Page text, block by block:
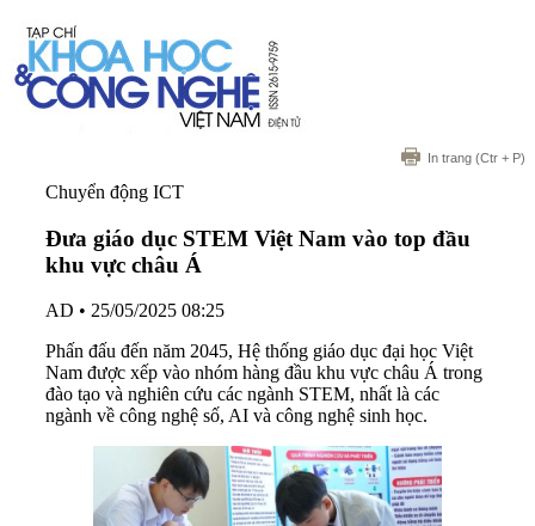
In trang (Ctr + P)
Chuyển động ICT
Đưa giáo dục STEM Việt Nam vào top đầu
khu vực châu Á
AD • 25/05/2025 08:25
Phấn đấu đến năm 2045, Hệ thống giáo dục đại học Việt
Nam được xếp vào nhóm hàng đầu khu vực châu Á trong
đào tạo và nghiên cứu các ngành STEM, nhất là các
ngành về công nghệ số, AI và công nghệ sinh học.